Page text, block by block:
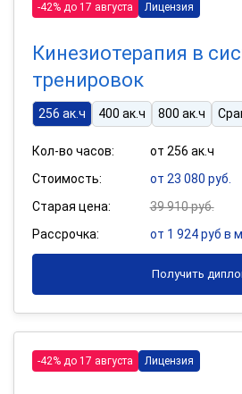
-42% до 17 августа Лицензия
Кинезиотерапия в
тренировок
256 ак.ч 400 ак.ч 800 ак.ч
Кол-во часов:
от 256 ак.ч
Стоимость:
от 23 080 руб.
Старая цена:
39 910 руб.
Рассрочка:
от 1 924 руб в
Получить
-42% до 17 августа Лицензия